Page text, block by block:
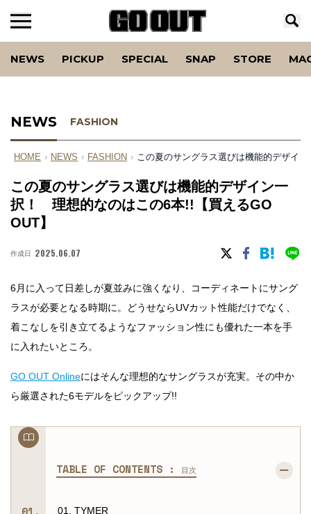
NEWS PICKUP SPECIAL SNAP STORE
NEWS FASHION
HOME › NEWS › FASHION › この夏のサングラス選びは機能的デザイ
この夏のサングラス選びは機能的デザイン一
択！ 理想的なのはこの6本!!【買えるGO
OUT】
作成日 2025.06.07
6月に入って日差しが夏並みに強くなり、コーディネートにサング
ラスが必要となる時期に。どうせならUVカット性能だけでなく、
着こなしを引き立てるようなファッション性にも優れた一本を手
に入れたいところ。
GO OUT Onlineにはそんな理想的なサングラスが充実。その中か
ら厳選された6モデルをピックアップ!!
TABLE OF CONTENTS : 目次
01. TYMER